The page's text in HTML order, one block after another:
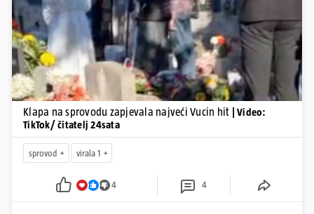
Pokretanje videa...
Klapa na sprovodu zapjevala najveći Vucin hit
| Video:
TikTok/ čitatelj 24sata
sprovod virala 1
4 4